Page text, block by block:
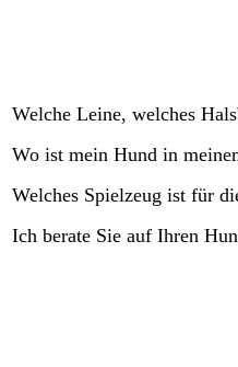
Welche Leine, welches
Wo ist mein Hund in
Welches Spielzeug ist für
Ich berate Sie auf Ihren